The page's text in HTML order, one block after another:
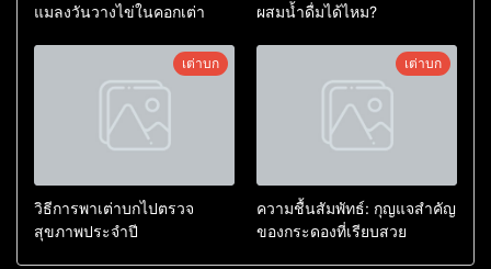
แมลงวันวางไข่ในคอกเต่า
ผสมน้ำดื่มได้ไหม?
เต่าบก
วิธีการพาเต่าบกไปตรวจ
สุขภาพประจำปี
เต่าบก
ความชื้นสัมพัทธ์: กุญแจสำคัญ
ของกระดองที่เรียบสวย